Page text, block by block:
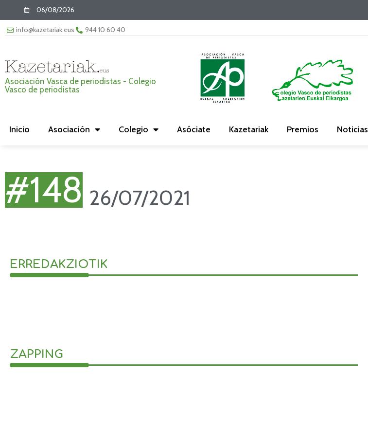
06/08/2026
info@kazetariak.eus 944 10 60 40
Asociación Vasca de periodistas - Colegio
Vasco de periodistas
Inicio Asociación Colegio Asóciate Kazetariak Premios Noticias
#148 26/07/2021
ERREDAKZIOTIK
ZAPPING